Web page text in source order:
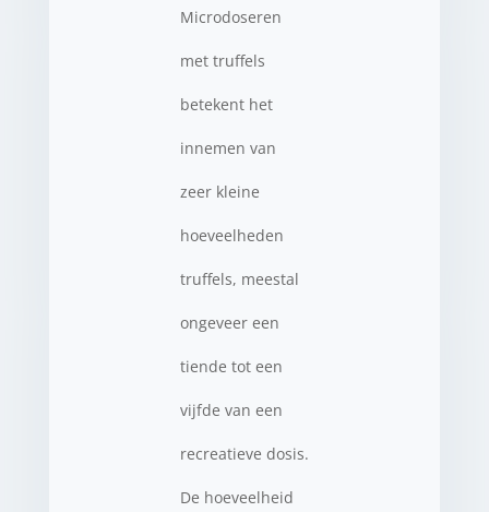
Microdoseren
met truffels
betekent het
innemen van
zeer kleine
hoeveelheden
truffels, meestal
ongeveer een
tiende tot een
vijfde van een
recreatieve dosis.
De hoeveelheid